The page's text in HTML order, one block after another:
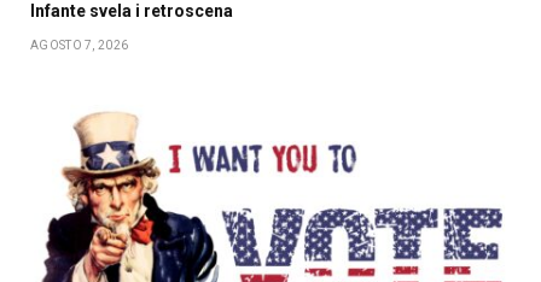
Infante svela i retroscena
AGOSTO 7, 2026